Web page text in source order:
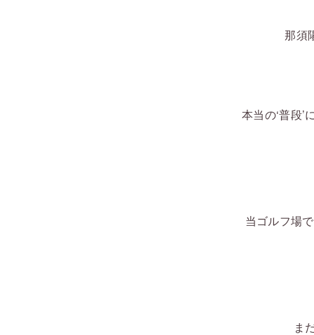
那須
本当の‘普段
当ゴルフ場
ま